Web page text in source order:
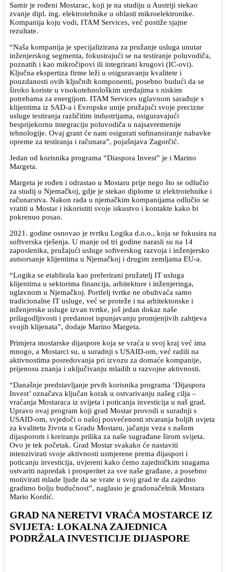
Samir je rođeni Mostarac, koji je na studiju u Austriji stekao
zvanje dipl. ing. elektrotehnike u oblasti mikroelektronike.
Kompanija koju vodi, ITAM Services, već postiže sjajne
rezultate.
“Naša kompanija je specijalizirana za pružanje usluga unutar
inženjerskog segmenta, fokusirajući se na testiranje poluvodiča,
poznatih i kao mikročipovi ili integrirani krugovi (IC-ovi).
Ključna ekspertiza firme leži u osiguravanju kvalitete i
pouzdanosti ovih ključnih komponenti, posebno budući da se
široko koriste u visokotehnološkim uređajima s niskim
potrebama za energijom. ITAM Services uglavnom sarađuje s
klijentima iz SAD-a i Evropske unije pružajući svoje precizne
usluge testiranja različitim industrijama, osiguravajući
besprijekornu integraciju poluvodiča u najsavremenije
tehnologije. Ovaj grant će nam osigurati sufinansiranje nabavke
opreme za testiranja i računara”, pojašnjava Zagorčić.
Jedan od korisnika programa “Diaspora Invest” je i Marino
Margeta.
Margeta je rođen i odrastao u Mostaru prije nego što se odlučio
za studij u Njemačkoj, gdje je stekao diplome iz elektrotehnike i
računarstva. Nakon rada u njemačkim kompanijama odlučio se
vratiti u Mostar i iskoristiti svoje iskustvo i kontakte kako bi
pokrenuo posao.
2021. godine osnovao je tvrtku Logika d.o.o., koja se fokusira na
softverska rješenja. U manje od tri godine narasli su na 14
zaposlenika, pružajući usluge softverskog razvoja i inženjersko
autsorsanje klijentima u Njemačkoj i drugim zemljama EU-a.
“Logika se etablirala kao preferirani pružatelj IT usluga
klijentima u sektorima financija, arhitekture i inženjeringa,
uglavnom u Njemačkoj. Portfelj tvrtke ne obuhvaća samo
tradicionalne IT usluge, već se proteže i na arhitektonske i
inženjerske usluge izvan tvrtke, još jedan dokaz naše
prilagodljivosti i predanost ispunjavanju promjenjivih zahtjeva
svojih klijenata”, dodaje Marino Margeta.
Primjera mostarske dijaspore koja se vraća u svoj kraj već ima
mnogo, a Mostarci su, u suradnji s USAID-om, već radili na
aktivnostima posredovanja pri izvozu za domaće kompanije,
prijenosu znanja i uključivanju mladih u razvojne aktivnosti.
“Današnje predstavljanje prvih korisnika programa ‘Dijaspora
Invest’ označava ključan korak u ostvarivanju našeg cilja –
vraćanja Mostaraca iz svijeta i poticanja investicija u naš grad.
Upravo ovaj program koji grad Mostar provodi u suradnji s
USAID-om, svjedoči o našoj posvećenosti stvaranja boljih uvjeta
za kvalitetu života u Gradu Mostaru, jačanju veza s našom
dijasporom i kreiranju prilika za naše sugrađane širom svijeta.
Ovo je tek početak. Grad Mostar svakako će nastaviti
intenzivirati svoje aktivnosti usmjerene prema dijaspori i
poticanju investicija, uvjereni kako ćemo zajedničkim snagama
ostvariti napredak i prosperitet za sve naše građane, a posebno
motivirati mlade ljude da se vrate u svoj grad te da zajedno
gradimo bolju budućnost”, naglasio je gradonačelnik Mostara
Mario Kordić.
GRAD NA NERETVI VRAĆA MOSTARCE IZ
SVIJETA: LOKALNA ZAJEDNICA
PODRŽALA INVESTICIJE DIJASPORE